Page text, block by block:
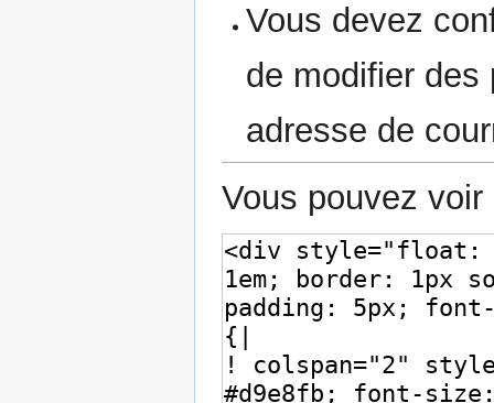
Vous devez
de modifier des
adresse de
Vous pouvez